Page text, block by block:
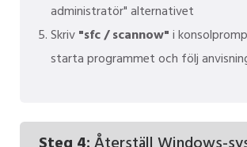
administratör" alternativet
Skriv"sfc / scannow"i
starta programmet och följ